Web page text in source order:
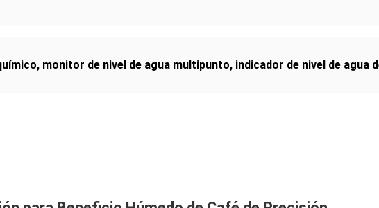
, monitor de nivel de agua multipunto, indicador de nivel de agua